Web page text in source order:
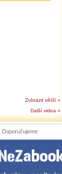
Zobrazit větší »
Další videa »
Doporučujeme: